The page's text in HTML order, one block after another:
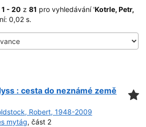
1 - 20 z 81 pro vyhledávání 'Kotrle, Petr,
0,02 s.
: cesta do neznámé země
Robert, 1948-2009
mytág, část 2